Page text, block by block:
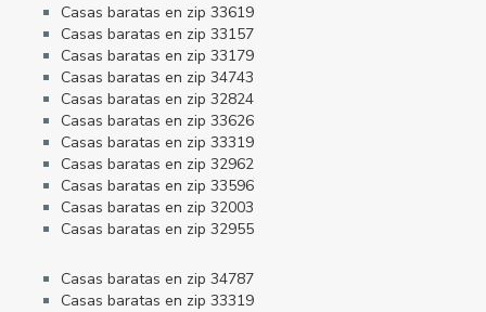
Casas baratas en zip 33619
Casas baratas en zip 33157
Casas baratas en zip 33179
Casas baratas en zip 34743
Casas baratas en zip 32824
Casas baratas en zip 33626
Casas baratas en zip 33319
Casas baratas en zip 32962
Casas baratas en zip 33596
Casas baratas en zip 32003
Casas baratas en zip 32955
Casas baratas en zip 34787
Casas baratas en zip 33319